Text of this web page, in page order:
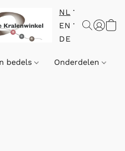
NL
EN
DE
bedels Onderdelen